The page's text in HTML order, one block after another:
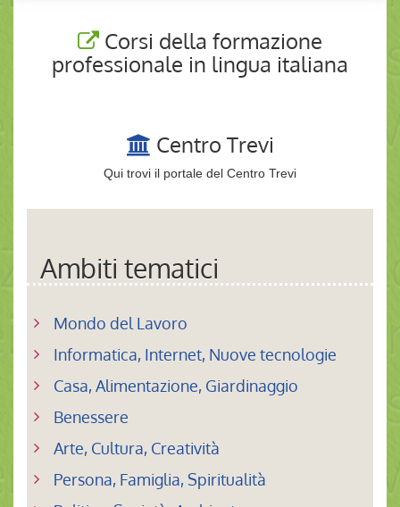
Corsi della formazione
professionale in lingua italiana
Centro Trevi
Qui trovi il portale del Centro Trevi
Ambiti tematici
Mondo del Lavoro
Informatica, Internet, Nuove tecnologie
Casa, Alimentazione, Giardinaggio
Benessere
Arte, Cultura, Creatività
Persona, Famiglia, Spiritualità